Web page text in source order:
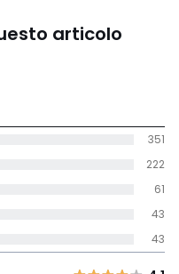
articolo
tenendo
i
4.1
43
43
61
222
351